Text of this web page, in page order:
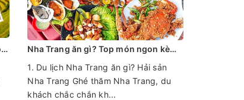
Mách bạn kinh nghiệm ăn uống ngon ở Sapa
Nha Trang ăn gì? Top món ngon kèm 10 quán ăn đông khách
1. Du lịch Nha Trang ăn gì? Hải sản
Nha Trang Ghé thăm Nha Trang, du
khách chắc chắn kh...